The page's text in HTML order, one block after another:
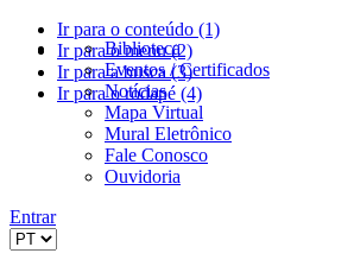
Ir para o conteúdo (1)
Ir para o menu (2)
Ir para a busca (3)
Ir para o rodapé (4)
Biblioteca
Eventos / Certificados
Notícias
Mapa Virtual
Mural Eletrônico
Fale Conosco
Ouvidoria
Entrar